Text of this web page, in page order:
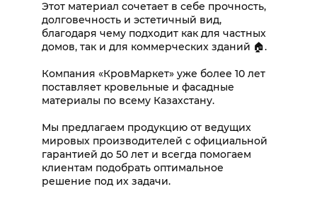
Этот материал сочетает в себе прочность,
долговечность и эстетичный вид,
благодаря чему подходит как для частных
домов, так и для коммерческих зданий 🏠.
Компания «КровМаркет» уже более 10 лет
поставляет кровельные и фасадные
материалы по всему Казахстану.
Мы предлагаем продукцию от ведущих
мировых производителей с официальной
гарантией до 50 лет и всегда помогаем
клиентам подобрать оптимальное
решение под их задачи.